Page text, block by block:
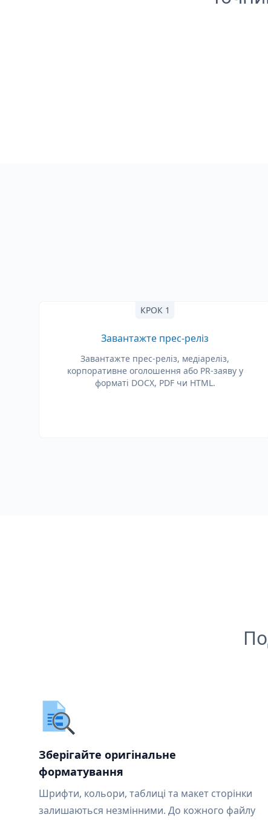
КРОК 1
Завантажте прес-реліз
Завантажте прес-реліз, медіареліз,
корпоративне оголошення або PR-заяву у
форматі DOCX, PDF чи HTML.
Зберігайте оригінальне
форматування
Шрифти, кольори, таблиці та макет сторінки
залишаються незмінними. До кожного файлу